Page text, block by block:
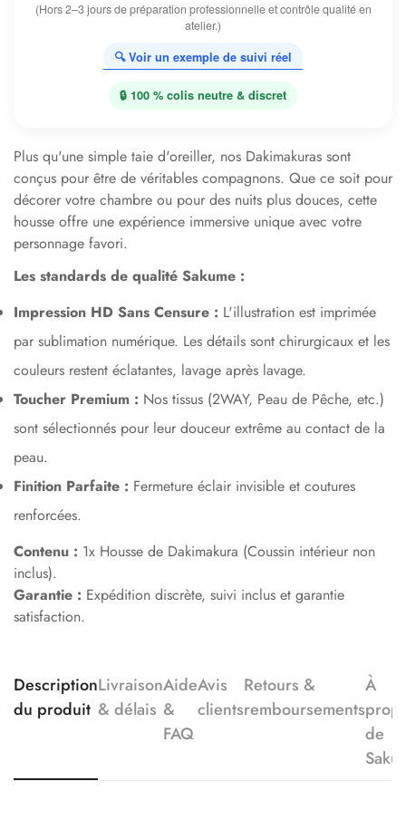
(Hors 2–3 jours de préparation professionnelle et contrôle qualité en
atelier.)
🔍 Voir un exemple de suivi réel
🔒 100 % colis neutre & discret
Plus qu'une simple taie d'oreiller, nos Dakimakuras sont
conçus pour être de véritables compagnons. Que ce soit pour
décorer votre chambre ou pour des nuits plus douces, cette
housse offre une expérience immersive unique avec votre
personnage favori.
Les standards de qualité Sakume :
Impression HD Sans Censure : L'illustration est imprimée
par sublimation numérique. Les détails sont chirurgicaux et les
couleurs restent éclatantes, lavage après lavage.
Toucher Premium : Nos tissus (2WAY, Peau de Pêche, etc.)
sont sélectionnés pour leur douceur extrême au contact de la
peau.
Finition Parfaite : Fermeture éclair invisible et coutures
renforcées.
Contenu : 1x Housse de Dakimakura (Coussin intérieur non
inclus).
Garantie : Expédition discrète, suivi inclus et garantie
satisfaction.
Description
du produit
Livraison
& délais
Aide
&
FAQ
Avis
clients
Retours &
remboursements
À
de